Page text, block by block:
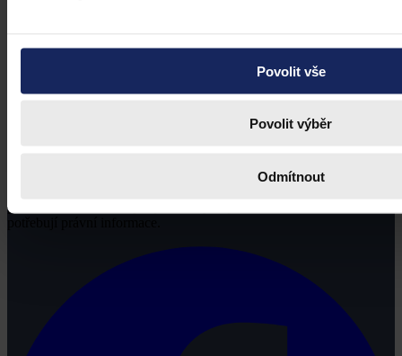
Povolit vše
Povolit výběr
Odmítnout
profesionálové a zástupci právnických profesí, ale všichni, kteří